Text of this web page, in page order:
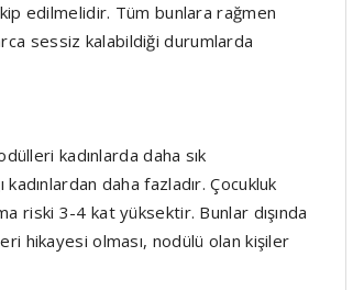
edilmelidir. Tüm bunlara rağmen
sessiz kalabildiği durumlarda
kadınlarda daha sık
daha fazladır. Çocukluk
riski 3-4 kat yüksektir. Bunlar dışında
hikayesi olması, nodülü olan kişiler